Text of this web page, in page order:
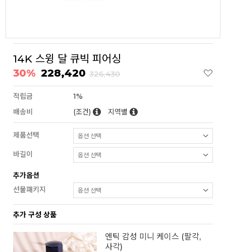
14K 스윙 달 큐빅 피어싱
30% 228,420 326,430
적립금
1%
배송비
(조건) 지역별
제품선택
바길이
추가옵션
선물패키지
추가 구성 상품
엔틱 감성 미니 케이스 (팔각,
사각)